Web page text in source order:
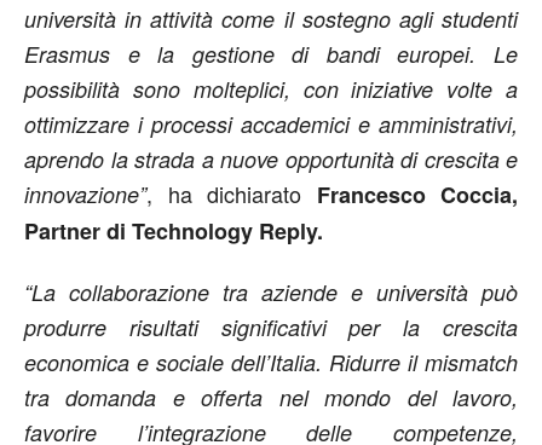
università in attività come il sostegno agli studenti
Erasmus e la gestione di bandi europei. Le
possibilità sono molteplici, con iniziative volte a
ottimizzare i processi accademici e amministrativi,
aprendo la strada a nuove opportunità di crescita e
innovazione”, ha dichiarato Francesco Coccia,
Partner di Technology Reply.
“La collaborazione tra aziende e università può
produrre risultati significativi per la crescita
economica e sociale dell’Italia. Ridurre il mismatch
tra domanda e offerta nel mondo del lavoro,
favorire l’integrazione delle competenze,